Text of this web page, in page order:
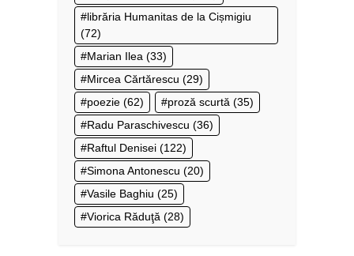
librăria Humanitas de la Cișmigiu
(72)
Marian Ilea (33)
Mircea Cărtărescu (29)
poezie (62) proză scurtă (35)
Radu Paraschivescu (36)
Raftul Denisei (122)
Simona Antonescu (20)
Vasile Baghiu (25)
Viorica Răduţă (28)